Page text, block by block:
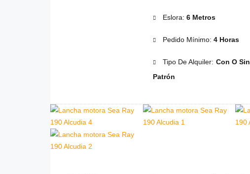
Eslora: 6 Metros
Pedido Mínimo: 4 Horas
Tipo De Alquiler: Con O Sin
Patrón